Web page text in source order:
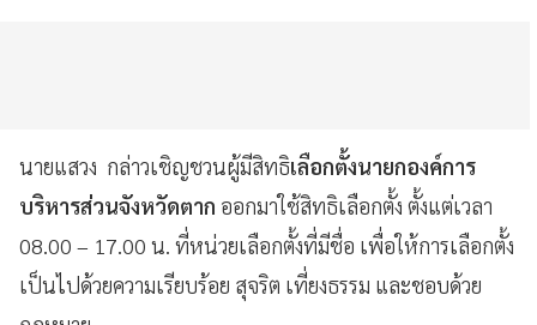
นายแสวง กล่าวเชิญชวนผู้มีสิทธิเลือกตั้งนายกองค์การ
บริหารส่วนจังหวัดตาก ออกมาใช้สิทธิเลือกตั้ง ตั้งแต่เวลา
08.00 – 17.00 น. ที่หน่วยเลือกตั้งที่มีชื่อ เพื่อให้การเลือกตั้ง
เป็นไปด้วยความเรียบร้อย สุจริต เที่ยงธรรม และชอบด้วย